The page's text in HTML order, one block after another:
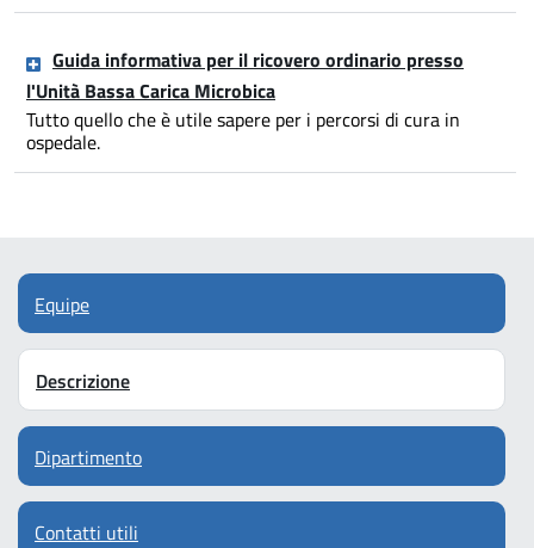
Guida informativa per il ricovero ordinario presso
l'Unità Bassa Carica Microbica
Tutto quello che è utile sapere per i percorsi di cura in
ospedale.
Equipe
Descrizione
Dipartimento
Contatti utili